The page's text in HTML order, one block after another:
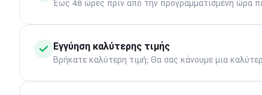
Έως 48 ώρες πριν από την προγραμματισμένη ώρα
Εγγύηση καλύτερης τιμής
Βρήκατε καλύτερη τιμή; Θα σας κάνουμε μια